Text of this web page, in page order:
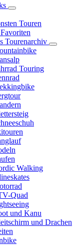
Touren
Tourenarchiv
Touring
Walking
Quad
und Kanu
und Drachen